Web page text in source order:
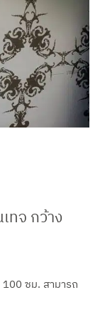
ทจ กว้าง
ซม. สามารถ